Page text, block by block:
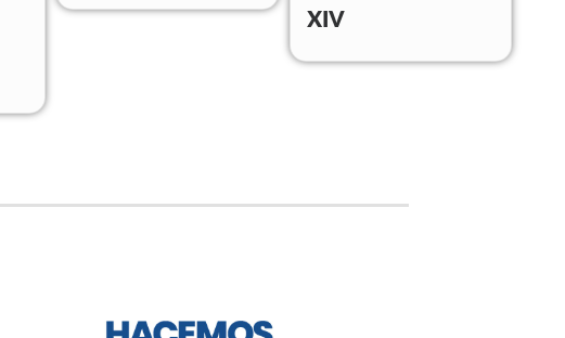
XIV